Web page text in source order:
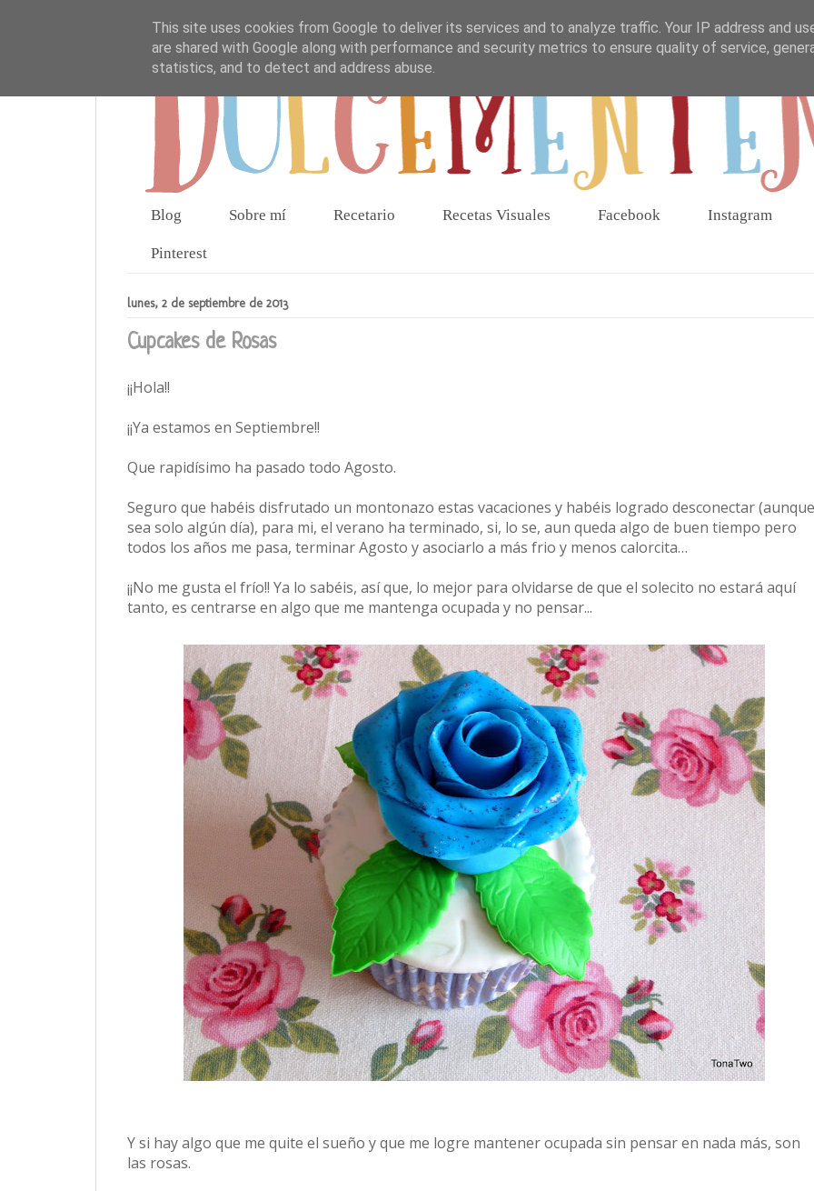
Blog Sobre mí Recetario Recetas Visuales Facebook Instagram
Pinterest
lunes, 2 de septiembre de 2013
Cupcakes de Rosas
¡¡Hola!!
¡¡Ya estamos en Septiembre!!
Que rapidísimo ha pasado todo Agosto.
Seguro que habéis disfrutado un montonazo estas vacaciones y habéis logrado desconectar (aunque
sea solo algún día), para mi, el verano ha terminado, si, lo se, aun queda algo de buen tiempo pero
todos los años me pasa, terminar Agosto y asociarlo a más frio y menos calorcita…
¡¡No me gusta el frío!! Ya lo sabéis, así que, lo mejor para olvidarse de que el solecito no estará aquí
tanto, es centrarse en algo que me mantenga ocupada y no pensar...
Y si hay algo que me quite el sueño y que me logre mantener ocupada sin pensar en nada más, son
las rosas.
This site uses cookies from Google to deliver its services and to analyze traffic. Your IP address and
are shared with Google along with performance and security metrics to ensure quality of service,
statistics, and to detect and address abuse.